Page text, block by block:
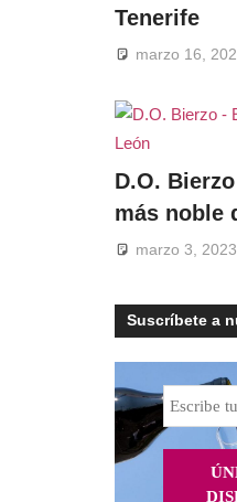
Tenerife
marzo 16,
D.O.
más noble
marzo 3, 2023
Suscríbete a